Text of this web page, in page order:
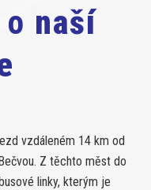
naší
vzdáleném 14 km od
Z těchto měst do
linky, kterým je